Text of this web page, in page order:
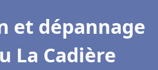
et dépannage
La Cadière